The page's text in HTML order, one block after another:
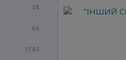
38
66
1783